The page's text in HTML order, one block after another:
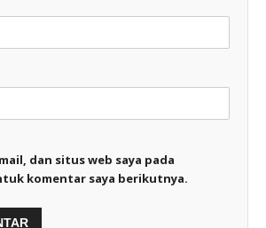
dan situs web saya pada
komentar saya berikutnya.